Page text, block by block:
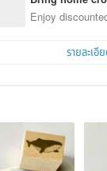
n with ease
Enjoy
รายละเอี